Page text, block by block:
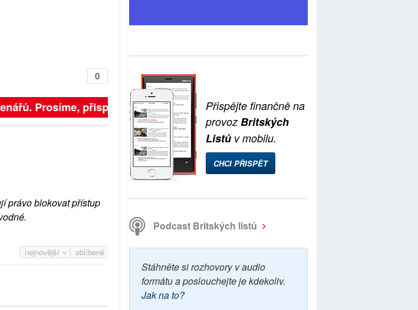
0
Prosíme, přispějte. ➥
právo blokovat přístup
nejnovější oblíbené
Přispějte finančně na
provoz Britských
Listův mobilu.
CHCI PŘISPĚT
Podcast Britských listů
Stáhněte si rozhovory v audio
formátu a poslouchejte je kdekoliv.
Jak na to?